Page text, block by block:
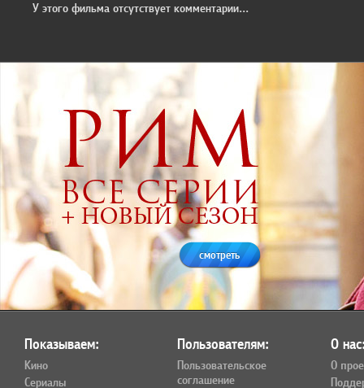
У этого фильма отсутствует комментарии...
смотреть
Показываем:
Кино
Сериалы
Пользователям:
Пользовательское
соглашение
О
О